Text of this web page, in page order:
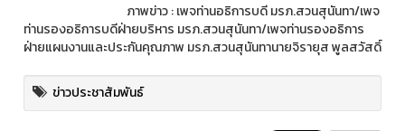
ภาพข่าว : เพจท่านอธิการบดี มรภ.สวนสุนันทา/เพจ
ท่านรองอธิการบดีฝ่ายบริหาร มรภ.สวนสุนันทา/เพจท่านรองอธิการ
ฝ่ายแผนงานและประกันคุณภาพ มรภ.สวนสุนันทานายจิรายุส พูลสวัสดิ์
ข่าวประชาสัมพันธ์